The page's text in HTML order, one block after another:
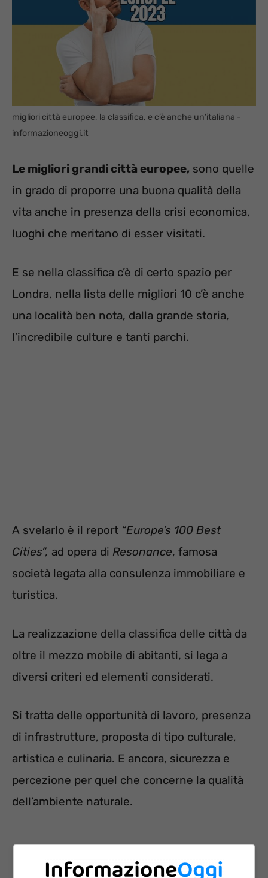
migliori città europee, la classifica, e c’è anche un’italiana -
informazioneoggi.it
Le migliori grandi città europee, sono quelle
in grado di proporre una buona qualità della
vita anche in presenza della crisi economica,
luoghi che meritano di esser visitati.
E se nella classifica c’è di certo spazio per
Londra, nella lista delle migliori 10 c’è anche
una località ben nota, dalla grande storia,
l’incredibile culture e tanti parchi.
A svelarlo è il report “Europe’s 100 Best
Cities”, ad opera di Resonance, famosa
società legata alla consulenza immobiliare e
turistica.
La realizzazione della classifica delle città da
oltre il mezzo mobile di abitanti, si lega a
diversi criteri ed elementi considerati.
Si tratta delle opportunità di lavoro, presenza
di infrastrutture, proposta di tipo culturale,
artistica e culinaria. E ancora, sicurezza e
percezione per quel che concerne la qualità
dell’ambiente naturale.